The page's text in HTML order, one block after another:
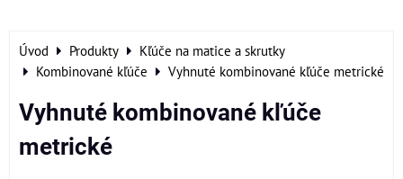
Úvod Produkty
Kľúče na matice a skrutky
Kombinované kľúče
Vyhnuté kombinované kľúče metrické
Vyhnuté kombinované kľúče
metrické